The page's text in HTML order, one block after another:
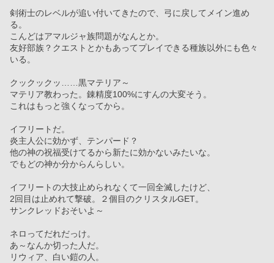
剣術士のレベルが追い付いてきたので、弓に戻してメイン進め
る。
こんどはアマルジャ族問題がなんとか。
友好部族？クエストとかもあってプレイできる種族以外にも色々
いる。
クックックッ……黒マテリア～
マテリア教わった。錬精度100%にすんの大変そう。
これはもっと強くなってから。
イフリートだ。
炎主人公に効かず、テンパード？
他の神の祝福受けてるから新たに効かないみたいな。
でもどの神か分からんらしい。
イフリートの大技止められなくて一回全滅したけど、
2回目は止めれて撃破。２個目のクリスタルGET。
サンクレッドおそいよ～
ネロってだれだっけ。
あ～なんか切った人だ。
リウィア、白い鎧の人。